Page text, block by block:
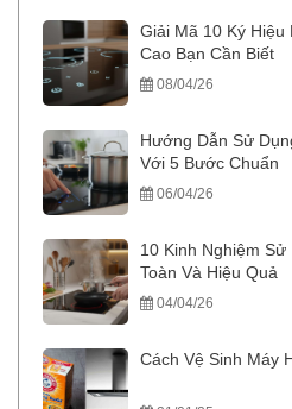
Giải Mã 10 Ký
Cao Bạn Cần Biết
08/04/26
Hướng Dẫn Sử
Với 5 Bước Chuẩn
06/04/26
10 Kinh Nghiệm Sử
Toàn Và Hiệu Quả
04/04/26
Cách Vệ Sinh Máy